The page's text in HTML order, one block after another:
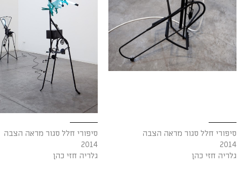
סיפורי חלל סגור מראה הצבה
2014
גלריה חזי כהן
סיפורי חלל סגור מראה הצבה
2014
גלריה חזי כהן